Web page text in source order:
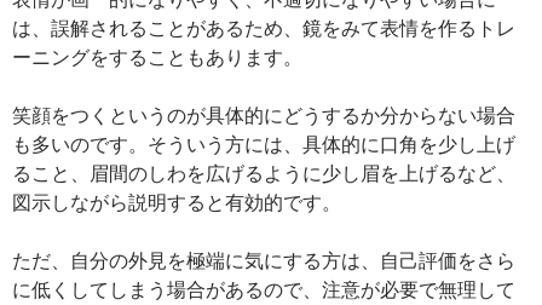
は、誤解されることがあるため、鏡をみて表情を作るトレ
ーニングをすることもあります。
笑顔をつくというのが具体的にどうするか分からない場合
も多いのです。そういう方には、具体的に口角を少し上げ
ること、眉間のしわを広げるように少し眉を上げるなど、
図示しながら説明すると有効的です。
ただ、自分の外見を極端に気にする方は、自己評価をさら
に低くしてしまう場合があるので、注意が必要で無理して